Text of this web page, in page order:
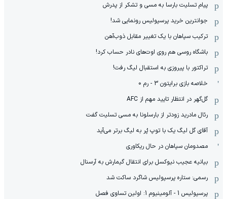
پیام تسلیت بارسا به مسی و تشکر از پدرش
جوانترین خرید پرسپولیس رونمایی شد!
ترکیب سپاهان با یک تغییر مقابل ذوب‌آهن
باشگاه روسی هم روی اوت‌های نادر حساب کرد!
تراکتور با پیروزی به استقبال لیگ رفت!
خلاصه بازی برایتون 3 - رم 0
گل‌گهر در انتظار تایید مهم از ‌AFC
رئال مادرید زودتر از بارسلونا به مسی تسلیت گفت
آقای گل لیگ یک با توپ پُر به لیگ برتر می‌آید
مصدومان سپاهان در حال ریکاوری
بیانیه عجیب نیوکسل برای انتقال گیمارش به آرسنال
رسمی: ستاره پرسپولیس شاگرد ساکت شد
پرسپولیس 1 - آلومینیوم 1: اولین تساوی فصل